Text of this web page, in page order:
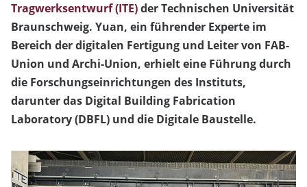
Tragwerksentwurf (ITE)der Technischen Universität
Braunschweig. Yuan, ein führender Experte im
Bereich der digitalen Fertigung und Leiter von FAB-
Union und Archi-Union, erhielt eine Führung durch
die Forschungseinrichtungen des Instituts,
darunter das Digital Building Fabrication
Laboratory (DBFL) und die Digitale Baustelle.